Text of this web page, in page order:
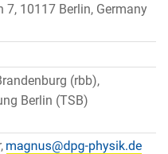
7, 10117 Berlin, Germany
(rbb),
Berlin (TSB)